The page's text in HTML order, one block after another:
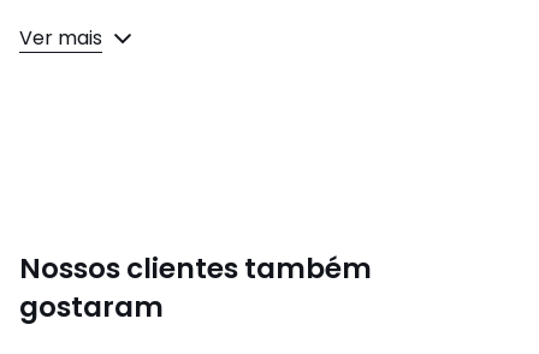
Composição e cuidados
• Exterior: 100% pele
Ver mais
Nossos clientes também
gostaram